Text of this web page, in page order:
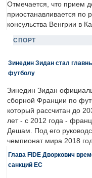
Отмечается, что прием
приостанавливается по
консульства Венгрии в
СПОРТ
Зинедин Зидан стал
футболу
Зинедин Зидан
сборной Франции по
который рассчитан до
лет - с 2012 года -
Дешам. Под его
чемпионат мира 2018
Глава FIDE Дворкович
санкций ЕС